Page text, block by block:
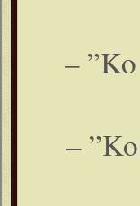
–
–